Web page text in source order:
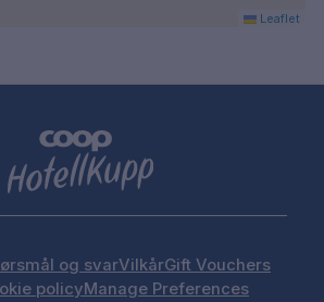
Leaflet
og svarVilkårGift Vouchers
policyManage Preferences